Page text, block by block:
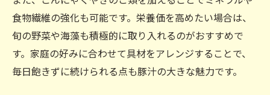
食物繊維の強化も可能です。栄養価を高めたい場合は、
旬の野菜や海藻も積極的に取り入れるのがおすすめで
す。家庭の好みに合わせて具材をアレンジすることで、
毎日飽きずに続けられる点も豚汁の大きな魅力です。